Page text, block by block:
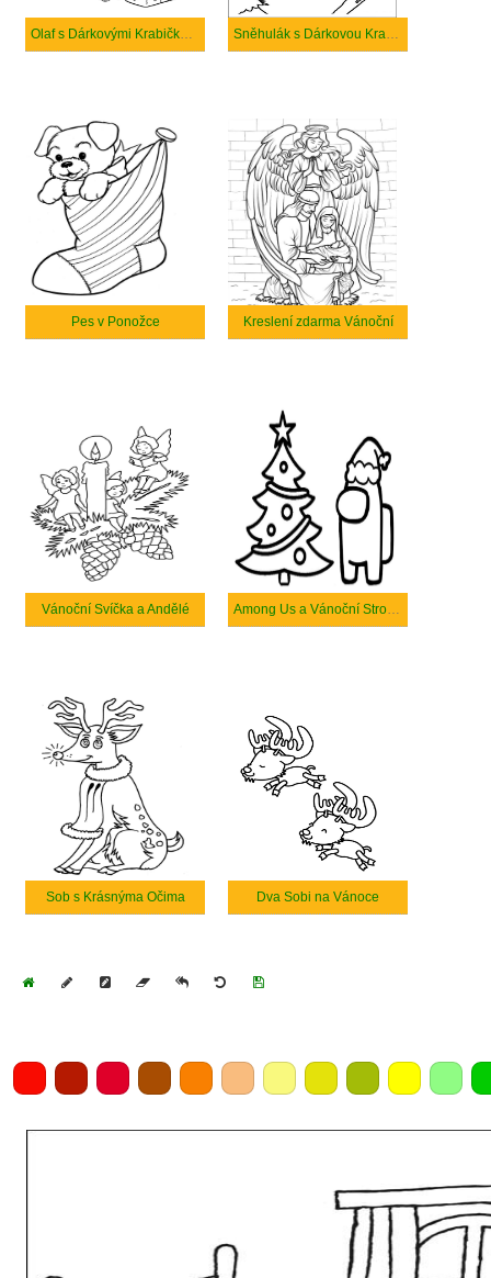
Olaf s Dárkovými Krabičkami na Vánoce Sněhulák s Dárkovou Krabičkou
Pes v Ponožce Kreslení zdarma Vánoční
Vánoční Svíčka a Andělé Among Us a Vánoční Stromeček
Sob s Krásnýma Očima Dva Sobi na Vánoce